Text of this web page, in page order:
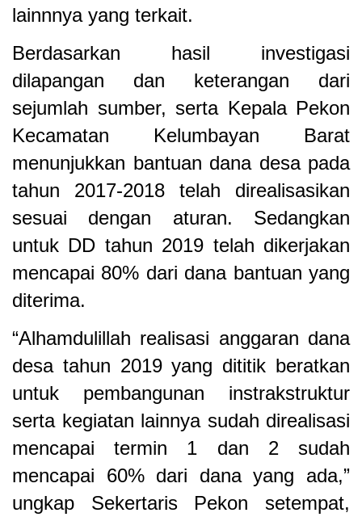
lainnnya yang terkait.
Berdasarkan hasil investigasi
dilapangan dan keterangan dari
sejumlah sumber, serta Kepala Pekon
Kecamatan Kelumbayan Barat
menunjukkan bantuan dana desa pada
tahun 2017-2018 telah direalisasikan
sesuai dengan aturan. Sedangkan
untuk DD tahun 2019 telah dikerjakan
mencapai 80% dari dana bantuan yang
diterima.
“Alhamdulillah realisasi anggaran dana
desa tahun 2019 yang dititik beratkan
untuk pembangunan instrakstruktur
serta kegiatan lainnya sudah direalisasi
mencapai termin 1 dan 2 sudah
mencapai 60% dari dana yang ada,”
ungkap Sekertaris Pekon setempat,